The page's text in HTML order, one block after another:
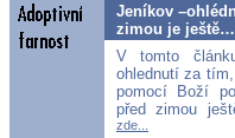
Jeníkov
zimou je
V tomto
ohlednutí za
pomocí Boží
před zimou
zde...